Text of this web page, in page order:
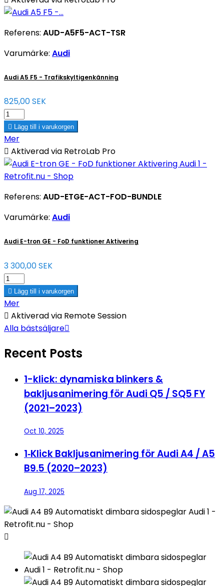
Referens: AUD-A5F5-ACT-TSR
Varumärke: Audi
Audi A5 F5 - Trafikskyltigenkänning
825,00 SEK
 Lägg till i varukorgen
Mer
 Aktiverad via RetroLab Pro
Referens: AUD-ETGE-ACT-FOD-BUNDLE
Varumärke: Audi
Audi E-tron GE - FoD funktioner Aktivering
3 300,00 SEK
 Lägg till i varukorgen
Mer
 Aktiverad via Remote Session
Alla bästsäljare
Recent Posts
1-klick: dynamiska blinkers &
bakljusanimering för Audi Q5 / SQ5 FY
(2021–2023)
Oct 10, 2025
1‑Klick Bakljusanimering för Audi A4 / A5
B9.5 (2020–2023)
Aug 17, 2025
